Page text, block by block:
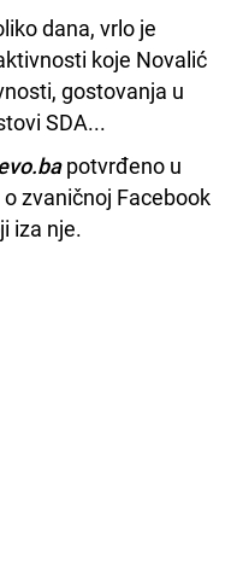
dana, vrlo je
koje Novalić
gostovanja u
SDA...
potvrđeno u
zvaničnoj Facebook
iza nje.